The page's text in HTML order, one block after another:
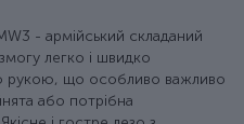
- армійський складаний
легко і швидко
рукою, що особливо важливо
або потрібна